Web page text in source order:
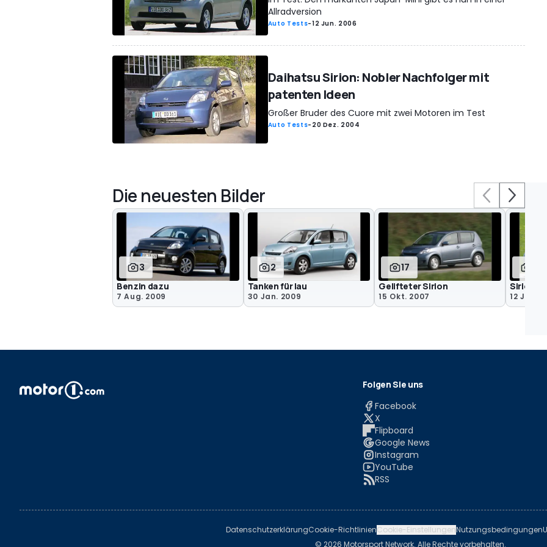
Allradversion
Auto Tests-12 Jun. 2006
Daihatsu Sirion: Nobler Nachfolger mit
patenten Ideen
Großer Bruder des Cuore mit zwei Motoren im Test
Auto Tests- 20 Dez. 2004
Die neuesten Bilder
3
Benzin dazu
7 Aug. 2009
2
Tanken für lau
30 Jan. 2009
17
Gelifteter Sirion
15 Okt. 2007
Sirion-
12 Jun.
Folgen Sie uns
Facebook
X
Flipboard
Google News
Instagram
YouTube
RSS
DatenschutzerklärungCookie-RichtlinienCookie-EinstellungenNutzungsbedingungen
© 2026 Motorsport Network. Alle Rechte vorbehalten.